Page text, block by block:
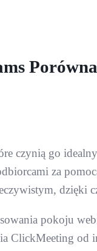
czynią go
za
dzięki
pokoju
ClickMeeting